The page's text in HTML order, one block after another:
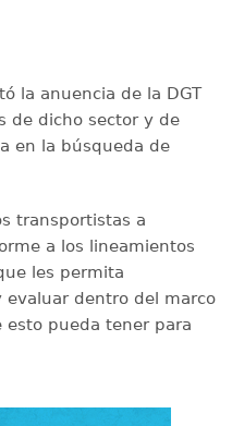
la anuencia de la DGT
de dicho sector y de
en la búsqueda de
transportistas a
a los lineamientos
les permita
dentro del marco
pueda tener para